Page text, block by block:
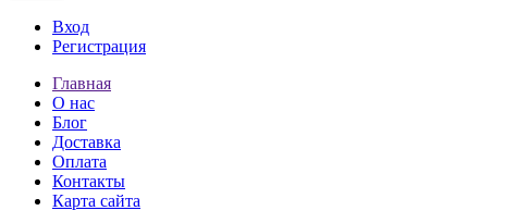
Вход
Регистрация
Главная
О нас
Блог
Доставка
Оплата
Контакты
Карта сайта